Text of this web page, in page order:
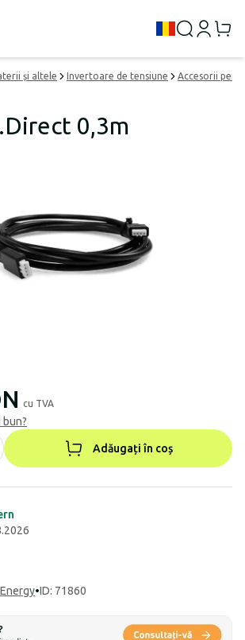
și altele Invertoare de tensiune Accesorii
0,3m
cu TVA
Adăugați în coș
•ID: 71860